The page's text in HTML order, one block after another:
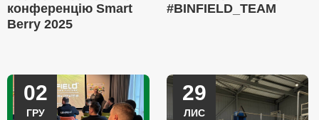
конференцію Smart
Berry 2025
#BINFIELD_TEAM
02
ГРУ
29
ЛИС